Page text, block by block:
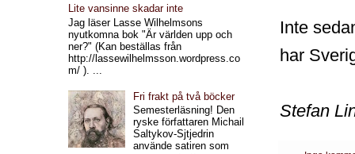
Inte
har
Stefan
Lite vansinne skadar inte
Jag läser Lasse Wilhelmsons
nyutkomna bok "Är världen upp och
ner?" (Kan beställas från
http://lassewilhelmsson.wordpress.co
m/ ). ...
Fri frakt på två böcker
Semesterläsning! Den
ryske författaren Michail
Saltykov-Sjtjedrin
använde satiren som